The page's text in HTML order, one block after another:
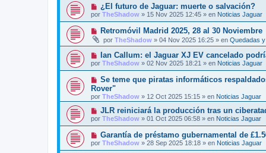
e
s
a
e
o
m
e
s
a
e
N
u
e
v
o
m
e
s
a
e
¿El futuro de Jaguar: muerte o salvación?
por TheShadow » 15 Nov 2025 12:45 » en Noticias Jaguar
N
e
v
o
m
e
n
s
a
j
Retromóvil Madrid 2025, 28 al 30 Noviembre
por TheShadow » 04 Nov 2025 16:25 » en Quedadas y
N
u
e
v
o
m
e
n
s
a
j
e
Ian Callum: el Jaguar XJ EV cancelado
por TheShadow » 02 Nov 2025 18:21 » en Noticias Jaguar
N
e
v
m
e
n
s
a
j
Se teme que piratas informáticos
Rover"
por TheShadow » 12 Oct 2025 15:15 » en Noticias Jaguar
N
u
e
o
m
JLR reiniciará la producción tras un
por TheShadow » 01 Oct 2025 06:58 » en Noticias Jaguar
N
u
e
Garantía de préstamo gubernamental de
por TheShadow » 28 Sep 2025 18:18 » en Noticias Jaguar